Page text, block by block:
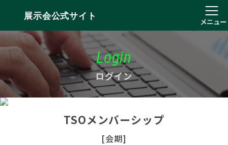
展示会公式サイト
メニュー
Login
ログイン
TSOメンバーシップ
[会期]